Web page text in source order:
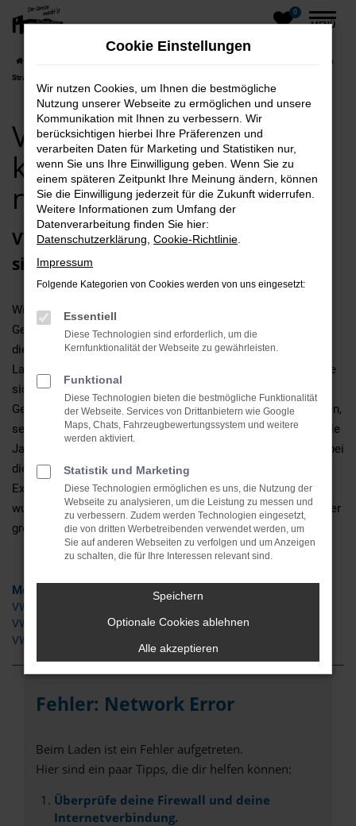
Zum
Hauptinhalt
springen
0
MENÜ
VW Gebrauchtwagen kaufen mit Lieferservice nach
Stralsund
VW Gebrauchtwagen
kaufen mit Lieferservice
nach Stralsund
VW Gebrauchtwagen – günstig und
sicher in Stralsund unterwegs
Wie wäre es beim nächsten Autokauf mit einem VW
Gebrauchtwagen für Stralsund? Wir schlagen ganz bewusst
diese Fahrzeugform vor, da die heutigen Modelle in puncto
Langlebigkeit schlichtweg sensationell sind. Selbst, wenn Sie
sich für Ihre Mobilität in Stralsund für einen VW
Gebrauchtwagen aus einer vorherigen Generation entscheiden,
setzen Sie auf ein nachhaltiges Fahrzeug das meist noch viele
Jahre Mobilität gewährleistet. Die Verarbeitungsqualität ist bei
diesem Hersteller über jeden Zweifel erhaben und viele der
Extras, die dem heutigen Stand der Technik entsprechen,
wurden in VW Gebrauchtwagen bereits vor Jahren verbaut. Der
größte Pluspunkt ist aber sicherlich der günstige Preis.
Modelle
VW Golf Gebrauchtwagen Stralsund
VW T-Roc Gebrauchtwagen Stralsund
VW Tiguan Gebrauchtwagen Stralsund
Fehler: Network Error
Beim Laden ist ein Fehler aufgetreten.
Hier sind ein paar Tipps, die dir helfen können:
Überprüfe deine Firewall und deine
Internetverbindung.
Cookie Einstellungen
Wir nutzen Cookies, um Ihnen die bestmögliche
Nutzung unserer Webseite zu ermöglichen und unsere
Kommunikation mit Ihnen zu verbessern. Wir
berücksichtigen hierbei Ihre Präferenzen und
verarbeiten Daten für Marketing und Statistiken nur,
wenn Sie uns Ihre Einwilligung geben. Wenn Sie zu
einem späteren Zeitpunkt Ihre Meinung ändern, können
Sie die Einwilligung jederzeit für die Zukunft widerrufen.
Weitere Informationen zum Umfang der
Datenverarbeitung finden Sie hier:
Datenschutzerklärung Cookie-Richtlinie
Impressum
Folgende Kategorien von Cookies werden von uns eingesetzt:
Essentiell
Diese Technologien sind erforderlich, um die
Kernfunktionalität der Webseite zu gewährleisten.
Funktional
Diese Technologien bieten die bestmögliche Funktionalität
der Webseite. Services von Drittanbietern wie Google
Maps, Chats, Fahrzeugbewertungssystem und weitere
werden aktiviert.
Statistik und Marketing
Diese Technologien ermöglichen es uns, die Nutzung der
Webseite zu analysieren, um die Leistung zu messen und
zu verbessern. Zudem werden Technologien eingesetzt,
die von dritten Werbetreibenden verwendet werden, um
Sie auf anderen Webseiten zu verfolgen und um Anzeigen
zu schalten, die für Ihre Interessen relevant sind.
Speichern
Optionale Cookies ablehnen
Alle akzeptieren